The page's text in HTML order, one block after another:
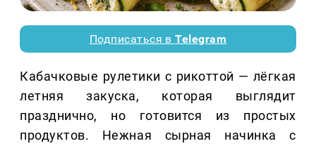
Подписаться вTelegram
Кабачковые рулетики с рикоттой — лёгкая
летняя закуска, которая выглядит
празднично, но готовится из простых
продуктов. Нежная сырная начинка с